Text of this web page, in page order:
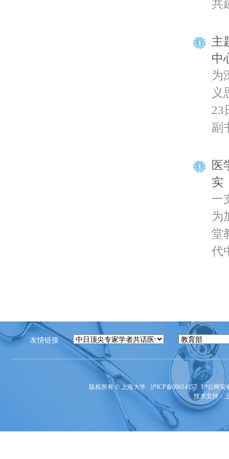
共
主
中
为
义
23
副
医
实
一
为
堂
代
友情链接
版权所有 © 上海大学 沪ICP备09014157 沪公网安
技术支持：